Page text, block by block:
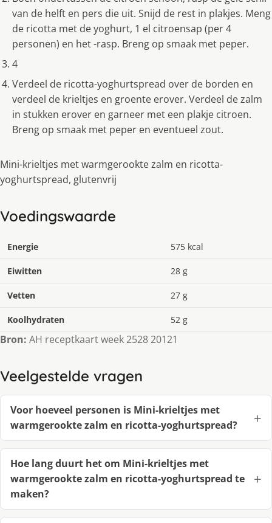
van de helft en pers die uit. Snijd de rest in plakjes. Meng
de ricotta met de yoghurt, 1 el citroensap (per 4
personen) en het -rasp. Breng op smaak met peper.
4
Verdeel de ricotta-yoghurtspread over de borden en
verdeel de krieltjes en groente erover. Verdeel de zalm
in stukken erover en garneer met een plakje citroen.
Breng op smaak met peper en eventueel zout.
Mini-krieltjes met warmgerookte zalm en ricotta-
yoghurtspread, glutenvrij
Voedingswaarde
Energie 575 kcal
Eiwitten 28 g
Vetten 27 g
Koolhydraten 52 g
Bron: AH receptkaart week 2528 20121
Veelgestelde vragen
Voor hoeveel personen is Mini-krieltjes met
warmgerookte zalm en ricotta-yoghurtspread?
Hoe lang duurt het om Mini-krieltjes met
warmgerookte zalm en ricotta-yoghurtspread te
maken?